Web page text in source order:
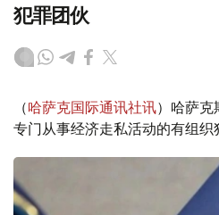
犯罪团伙
（哈萨克国际通讯社讯）哈萨克
专门从事经济走私活动的有组织